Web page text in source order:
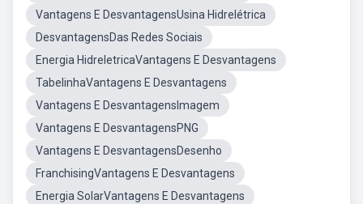
Vantagens E DesvantagensUsina Hidrelétrica
DesvantagensDas Redes Sociais
Energia HidreletricaVantagens E Desvantagens
TabelinhaVantagens E Desvantagens
Vantagens E DesvantagensImagem
Vantagens E DesvantagensPNG
Vantagens E DesvantagensDesenho
FranchisingVantagens E Desvantagens
Energia SolarVantagens E Desvantagens